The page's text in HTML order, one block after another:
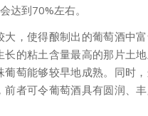
达到70%左右。
，使得酿制出的葡萄酒中
的粘土含量最高的那片土
萄能够较早地成熟。同时
者可令葡萄酒具有圆润、丰